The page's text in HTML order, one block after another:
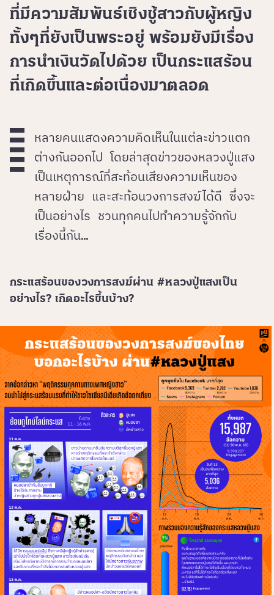
ที่มีความสัมพันธ์เชิงชู้สาวกับผู้หญิง
ทั้งๆที่ยังเป็นพระอยู่ พร้อมยังมีเรื่อง
การนำเงินวัดไปด้วย เป็นกระแสร้อน
ที่เกิดขึ้นและต่อเนื่องมาตลอด
หลายคนแสดงความคิดเห็นในแต่ละข่าวแตก
ต่างกันออกไป โดยล่าสุดข่าวของหลวงปู่แสง
เป็นเหตุการณ์ที่สะท้อนเสียงความเห็นของ
หลายฝ่าย และสะท้อนวงการสงฆ์ได้ดี ซึ่งจะ
เป็นอย่างไร ชวนทุกคนไปทำความรู้จักกับ
เรื่องนี้กัน…
กระแสร้อนของวงการสงฆ์ผ่าน #หลวงปู่แสงเป็น
อย่างไร? เกิดอะไรขึ้นบ้าง?